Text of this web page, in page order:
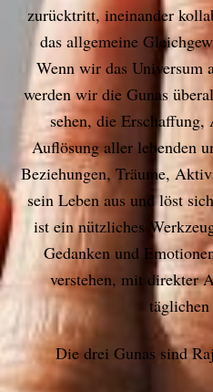
zurücktritt, ineinander
das allgemeine
Wenn wir das Universum
werden wir die Gunas
sehen, die
Auflösung aller lebenden
Beziehungen, Träume,
sein Leben aus und löst
ist ein nützliches
Gedanken und
verstehen, mit direkter
Die drei Gunas sind